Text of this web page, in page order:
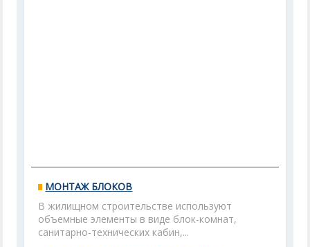
МОНТАЖ БЛОКОВ
В жилищном строительстве используют
объемные элементы в виде блок-комнат,
санитарно-технических кабин,...